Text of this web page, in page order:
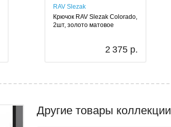
RAV Slezak
Крючок RAV Slezak Colorado,
2шт, золото матовое
2 375 р.
Другие товары коллекции